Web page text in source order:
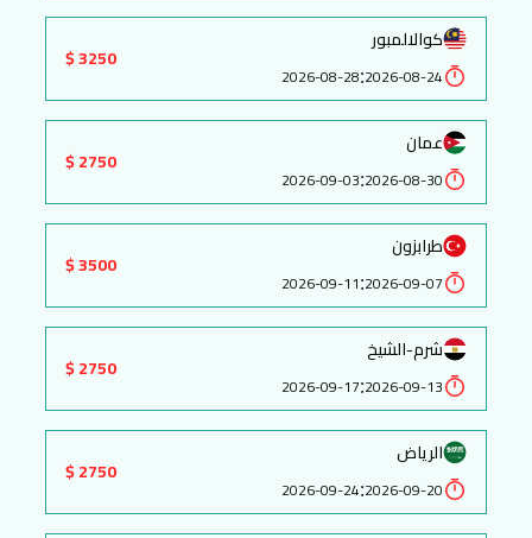
كوالالمبور
2026-08-24
:
2026-08-28
3250 $
عمان
2026-08-30
:
2026-09-03
2750 $
طرابزون
2026-09-07
:
2026-09-11
3500 $
شرم-الشيخ
2026-09-13
:
2026-09-17
2750 $
الرياض
2026-09-20
:
2026-09-24
2750 $